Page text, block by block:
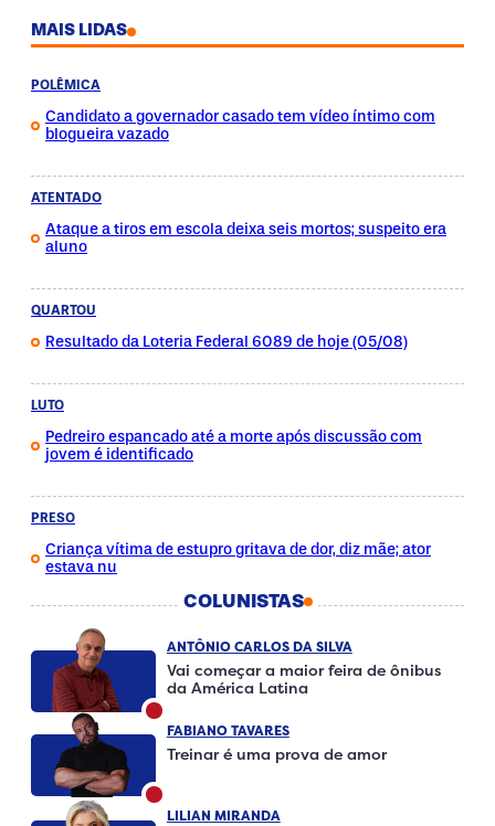
MAIS LIDAS
POLÊMICA
Candidato a governador casado tem vídeo íntimo com
blogueira vazado
ATENTADO
Ataque a tiros em escola deixa seis mortos; suspeito era
aluno
QUARTOU
Resultado da Loteria Federal 6089 de hoje (05/08)
LUTO
Pedreiro espancado até a morte após discussão com
jovem é identificado
PRESO
Criança vítima de estupro gritava de dor, diz mãe; ator
estava nu
COLUNISTAS
ANTÔNIO CARLOS DA SILVA
Vai começar a maior feira de ônibus
da América Latina
FABIANO TAVARES
Treinar é uma prova de amor
LILIAN MIRANDA